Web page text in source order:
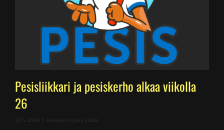
Pesisliikkari ja pesiskerho alkaa viikolla
26
27.5.2026 Kommentit pois päältä